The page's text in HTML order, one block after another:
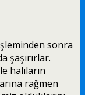
sonra
şaşırırlar.
halıların
rağmen